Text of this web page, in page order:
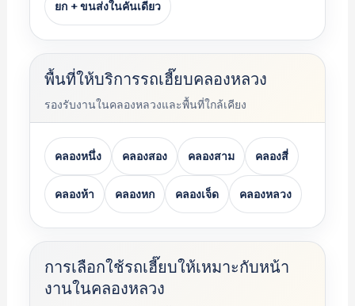
ยก + ขนส่งในคันเดียว
พื้นที่ให้บริการรถเฮี๊ยบคลองหลวง
รองรับงานในคลองหลวงและพื้นที่ใกล้เคียง
คลองหนึ่ง คลองสอง คลองสาม คลองสี่
คลองห้า คลองหก คลองเจ็ด คลองหลวง
การเลือกใช้รถเฮี๊ยบให้เหมาะกับหน้า
งานในคลองหลวง